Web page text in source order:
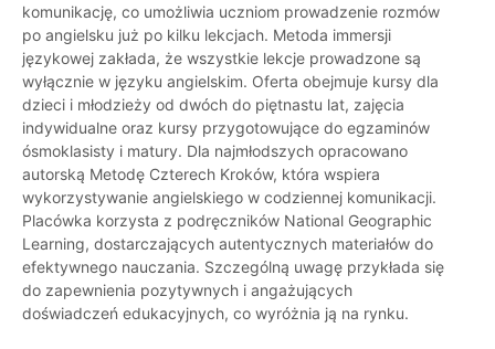
komunikację, co umożliwia uczniom prowadzenie rozmów
po angielsku już po kilku lekcjach. Metoda immersji
językowej zakłada, że wszystkie lekcje prowadzone są
wyłącznie w języku angielskim. Oferta obejmuje kursy dla
dzieci i młodzieży od dwóch do piętnastu lat, zajęcia
indywidualne oraz kursy przygotowujące do egzaminów
ósmoklasisty i matury. Dla najmłodszych opracowano
autorską Metodę Czterech Kroków, która wspiera
wykorzystywanie angielskiego w codziennej komunikacji.
Placówka korzysta z podręczników National Geographic
Learning, dostarczających autentycznych materiałów do
efektywnego nauczania. Szczególną uwagę przykłada się
do zapewnienia pozytywnych i angażujących
doświadczeń edukacyjnych, co wyróżnia ją na rynku.